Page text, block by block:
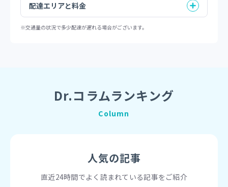
配達エリアと料金
目黒区
お薬代＋配送料3,500円
江戸川区、 葛飾区、板橋区、
※交通量の状況で多少配達が遅れる場合がございます。
Dr.コラムランキング
Column
人気の記事
直近24時間でよく読まれている記事をご紹介